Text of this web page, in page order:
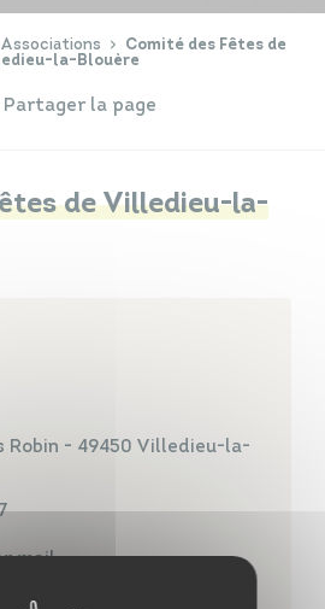
Associations
Comité des Fêtes de
la-Blouère
Partager la page
de Villedieu-la-
Robin - 49450 Villedieu-la-
mail